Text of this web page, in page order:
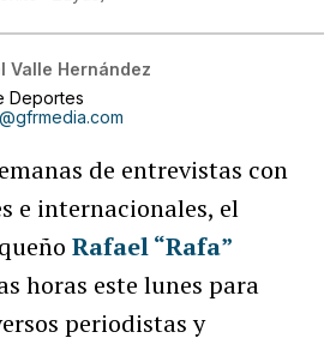
Valle Hernández
Deportes
de entrevistas con
e internacionales, el
Rafael “Rafa”
horas este lunes para
periodistas y